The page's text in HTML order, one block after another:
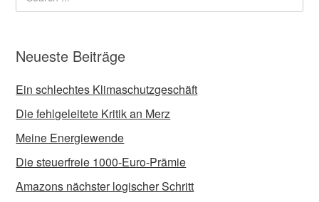
Neueste Beiträge
Ein schlechtes Klimaschutzgeschäft
Die fehlgeleitete Kritik an Merz
Meine Energiewende
Die steuerfreie 1000-Euro-Prämie
Amazons nächster logischer Schritt